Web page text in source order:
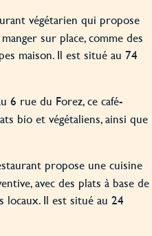
végétarien qui propose
sur place, comme des
maison. Il est situé au 74
6 rue du Forez, ce café-
bio et végétaliens, ainsi que
propose une cuisine
avec des plats à base de
locaux. Il est situé au 24